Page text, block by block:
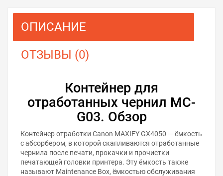
ОПИСАНИЕ
ОТЗЫВЫ (0)
Контейнер для
отработанных чернил MC-
G03. Обзор
Контейнер отработки Canon MAXIFY GX4050 — ёмкость
с абсорбером, в которой скапливаются отработанные
чернила после печати, прокачки и прочистки
печатающей головки принтера. Эту ёмкость также
называют Maintenance Box, ёмкостью обслуживания